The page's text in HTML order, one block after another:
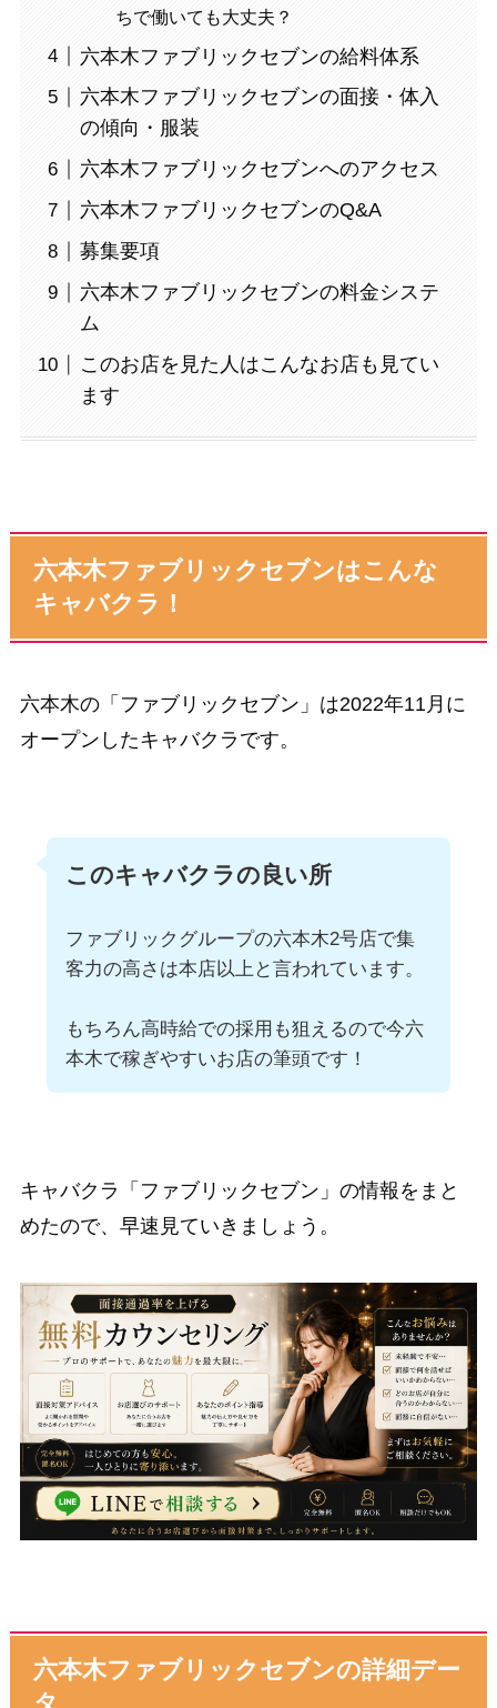
ちで働いても大丈夫？
六本木ファブリックセブンの給料体系
六本木ファブリックセブンの面接・体入
の傾向・服装
六本木ファブリックセブンへのアクセス
六本木ファブリックセブンのQ&A
募集要項
六本木ファブリックセブンの料金システ
ム
このお店を見た人はこんなお店も見てい
ます
六本木ファブリックセブンはこんな
キャバクラ！
六本木の「ファブリックセブン」は2022年11月に
オープンしたキャバクラです。
このキャバクラの良い所
ファブリックグループの六本木2号店で集
客力の高さは本店以上と言われています。
もちろん高時給での採用も狙えるので今六
本木で稼ぎやすいお店の筆頭です！
キャバクラ「ファブリックセブン」の情報をまと
めたので、早速見ていきましょう。
六本木ファブリックセブンの詳細デー